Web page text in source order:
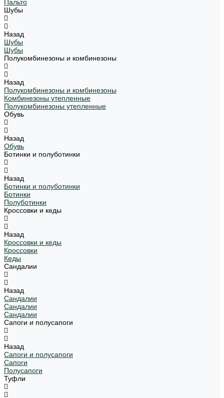
Пальто
Шубы
Назад
Шубы
Шубы
Полукомбинезоны и комбинезоны
Назад
Полукомбинезоны и комбинезоны
Комбинезоны утепленные
Полукомбинезоны утепленные
Обувь
Назад
Обувь
Ботинки и полуботинки
Назад
Ботинки и полуботинки
Ботинки
Полуботинки
Кроссовки и кеды
Назад
Кроссовки и кеды
Кроссовки
Кеды
Сандалии
Назад
Сандалии
Сандалии
Сандалии
Сапоги и полусапоги
Назад
Сапоги и полусапоги
Сапоги
Полусапоги
Туфли